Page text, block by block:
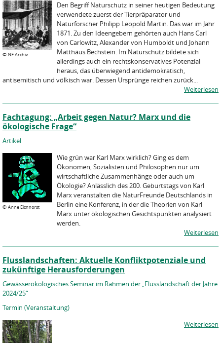
© NF Archiv
Den Begriff Naturschutz in seiner heutigen Bedeutung
verwendete zuerst der Tierpräparator und
Naturforscher Philipp Leopold Martin. Das war im Jahr
1871. Zu den Ideengebern gehörten auch Hans Carl
von Carlowitz, Alexander von Humboldt und Johann
Matthäus Bechstein. Im Naturschutz bildete sich
allerdings auch ein rechtskonservatives Potenzial
heraus, das überwiegend antidemokratisch,
antisemitisch und völkisch war. Dessen Ursprünge reichen zurück...
Weiterlesen
Fachtagung: „Arbeit gegen Natur? Marx und die
ökologische Frage“
Artikel
© Anne Eichhorst
Wie grün war Karl Marx wirklich? Ging es dem
Ökonomen, Sozialisten und Philosophen nur um
wirtschaftliche Zusammenhänge oder auch um
Ökologie? Anlässlich des 200. Geburtstags von Karl
Marx veranstalten die NaturFreunde Deutschlands in
Berlin eine Konferenz, in der die Theorien von Karl
Marx unter ökologischen Gesichtspunkten analysiert
werden.
Weiterlesen
Flusslandschaften: Aktuelle Konfliktpotenziale und
zukünftige Herausforderungen
Gewässerökologisches Seminar im Rahmen der „Flusslandschaft der Jahre
2024/25“
Termin (Veranstaltung)
Weiterlesen